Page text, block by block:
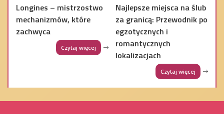
Longines – mistrzostwo
mechanizmów, które
zachwyca
Czytaj więcej
Najlepsze miejsca na ślub
za granicą: Przewodnik po
egzotycznych i
romantycznych
lokalizacjach
Czytaj więcej